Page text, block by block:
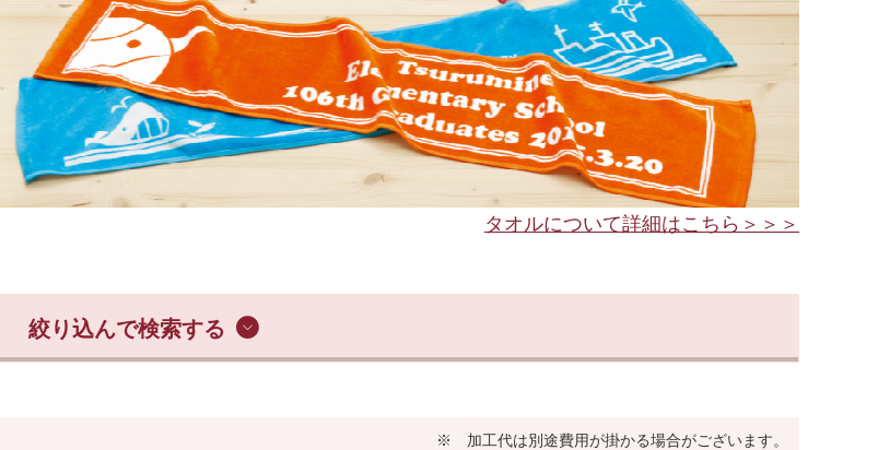
タオルについて詳細はこちら＞＞＞
絞り込んで検索する
※ 加工代は別途費用が掛かる場合がございます。